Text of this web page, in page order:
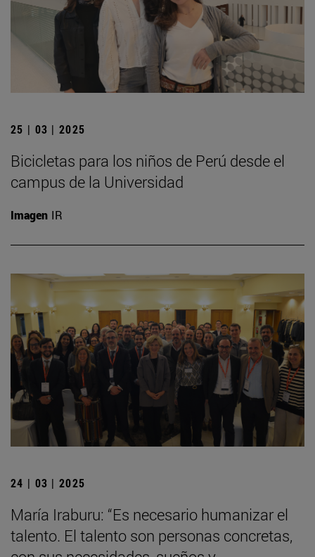
25 | 03 | 2025
Bicicletas para los niños de Perú desde el
campus de la Universidad
Imagen IR
24 | 03 | 2025
María Iraburu: “Es necesario humanizar el
talento. El talento son personas concretas,